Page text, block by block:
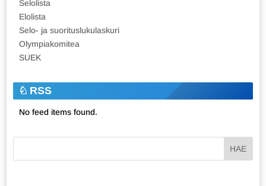
Selolista
Elolista
Selo- ja suorituslukulaskuri
Olympiakomitea
SUEK
RSS
No feed items found.